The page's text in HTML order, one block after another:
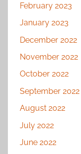
February 2023
January 2023
December 2022
November 2022
October 2022
September 2022
August 2022
July 2022
June 2022